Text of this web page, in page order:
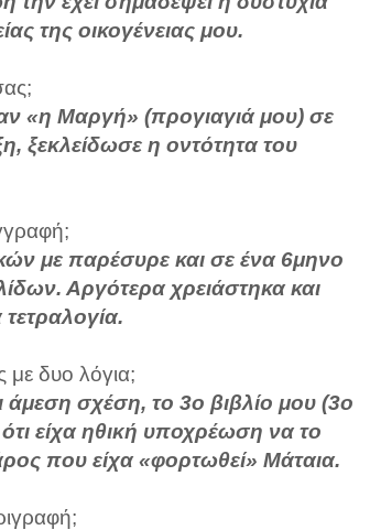
της οικογένειας μου.
«η Μαργή» (προγιαγιά μου) σε
ξεκλείδωσε η οντότητα του
με παρέσυρε και σε ένα 6μηνο
Αργότερα χρειάστηκα και
με δυο λόγια;
άμεση σχέση, το 3ο βιβλίο μου (3ο
είχα ηθική υποχρέωση να το
που είχα «φορτωθεί» Μάταια.